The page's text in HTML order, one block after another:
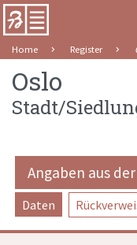
Home Register
Oslo
Stadt/
Angaben aus
Daten